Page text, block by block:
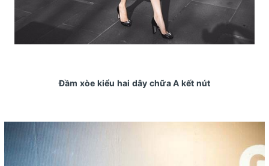
Đầm xòe kiểu hai dây chữa A kết nút